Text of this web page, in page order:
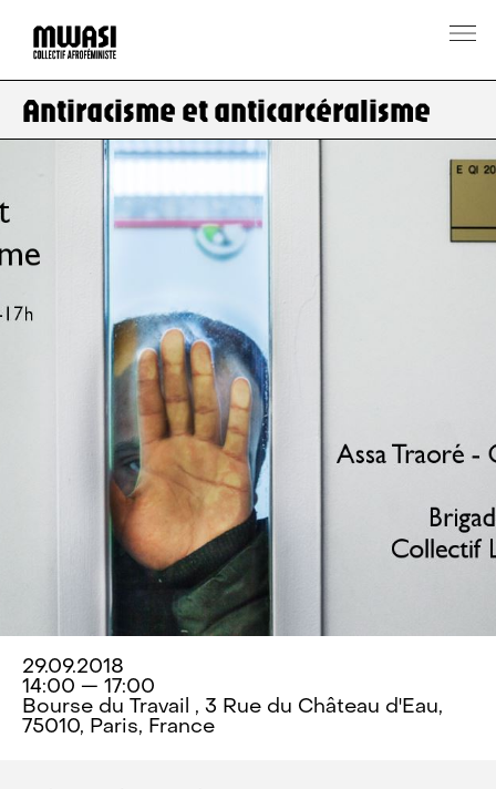
Antiracisme et anticarcéralisme
29.09.2018
14:00 — 17:00
Bourse du Travail , 3 Rue du Château d'Eau,
75010, Paris, France